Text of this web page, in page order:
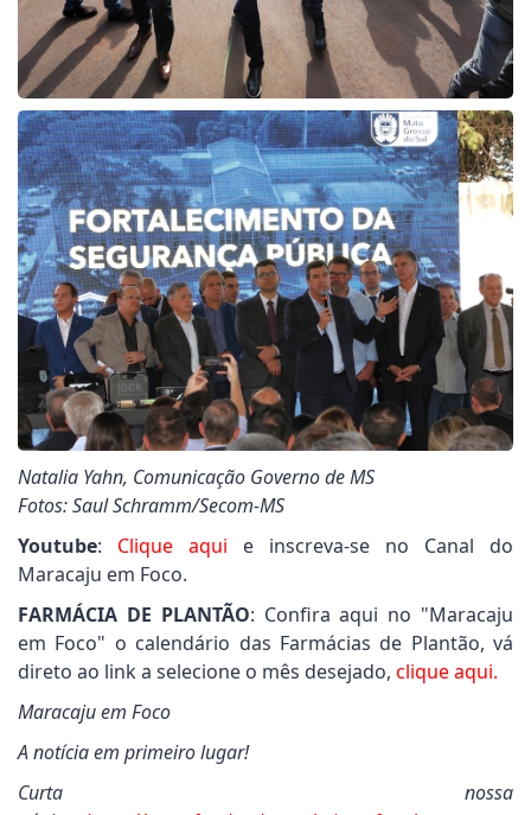
Natalia Yahn, Comunicação Governo de MS
Fotos: Saul Schramm/Secom-MS
Youtube: Clique aqui e inscreva-se no Canal do
Maracaju em Foco.
FARMÁCIA DE PLANTÃO: Confira aqui no "Maracaju
em Foco" o calendário das Farmácias de Plantão, vá
direto ao link a selecione o mês desejado, clique aqui.
Maracaju em Foco
A notícia em primeiro lugar!
Curta nossa